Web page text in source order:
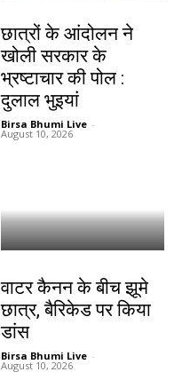
छात्रों के आंदोलन ने
खोली सरकार के
भ्रष्टाचार की पोल :
दुलाल भुइयां
Birsa Bhumi Live -
August 10, 2026
वाटर कैनन के बीच झूमे
छात्र, बैरिकेड पर किया
डांस
Birsa Bhumi Live -
August 10, 2026